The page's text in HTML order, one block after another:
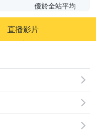
優於全站平均
直播影片